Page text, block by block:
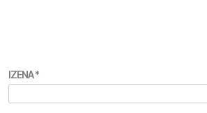
IZENA*